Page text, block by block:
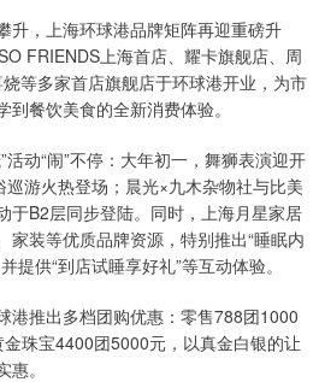
升，上海环球港品牌矩阵再迎重磅升
FRIENDS上海首店、耀卡旗舰店、周
等多家首店旗舰店于环球港开业，为市
餐饮美食的全新消费体验。
动“闹”不停：大年初一，舞狮表演迎开
巡游火热登场；晨光×九木杂物社与比美
于B2层同步登陆。同时，上海月星家居
家装等优质品牌资源，特别推出“睡眠内
提供“到店试睡享好礼”等互动体验。
港推出多档团购优惠：零售788团1000
珠宝4400团5000元，以真金白银的让
。